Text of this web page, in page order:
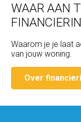
WAAR AAN
Waarom je je laat
van jouw woning.
Over